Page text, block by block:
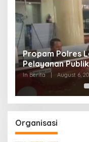
Propam Polres
Pelayanan
Terlayani
In Berita August 6,
Organisasi